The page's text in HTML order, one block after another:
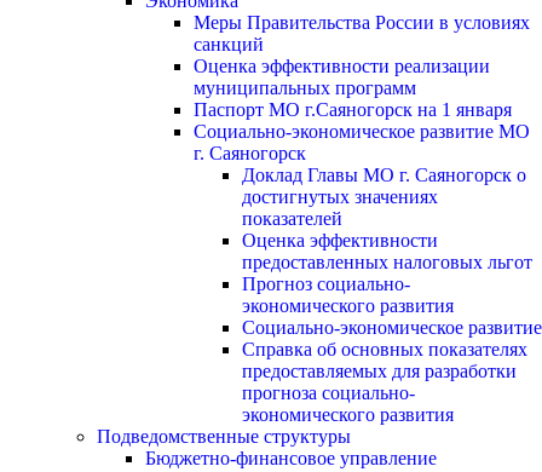
Меры Правительства России в условиях
санкций
Оценка эффективности реализации
муниципальных программ
Паспорт МО г.Саяногорск на 1 января
Социально-экономическое развитие МО
г. Саяногорск
Доклад Главы МО г. Саяногорск о
достигнутых значениях
показателей
Оценка эффективности
предоставленных налоговых льгот
Прогноз социально-
экономического развития
Социально-экономическое развитие
Справка об основных показателях
предоставляемых для разработки
прогноза социально-
экономического развития
Подведомственные структуры
Бюджетно-финансовое управление